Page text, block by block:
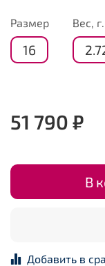
Размер
16
Вес, г.
51 790 ₽
В
Добавить в